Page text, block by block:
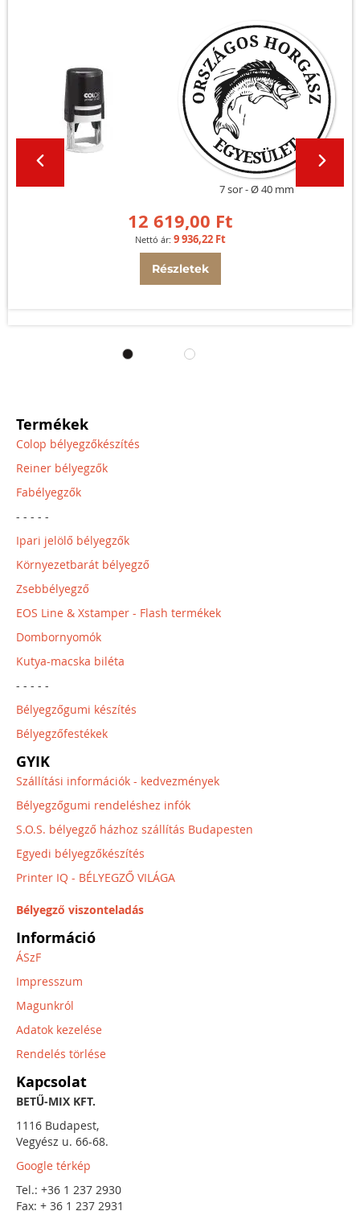
7 sor Ø 40 mm
12 619,00 Ft
9 936,22 Ft
Részletek
Termékek
Colop bélyegzőkészítés
Reiner bélyegzők
Fabélyegzők
- - - - -
Ipari jelölő bélyegzők
Környezetbarát bélyegző
Zsebbélyegző
EOS Line & Xstamper - Flash termékek
Dombornyomók
Kutya-macska biléta
- - - - -
Bélyegzőgumi készítés
Bélyegzőfestékek
GYIK
Szállítási információk - kedvezmények
Bélyegzőgumi rendeléshez infók
S.O.S. bélyegző házhoz szállítás Budapesten
Egyedi bélyegzőkészítés
Printer IQ - BÉLYEGZŐ VILÁGA
Bélyegző viszonteladás
Információ
ÁSzF
Impresszum
Magunkról
Adatok kezelése
Rendelés törlése
Kapcsolat
BETŰ-MIX KFT.
1116 Budapest,
Vegyész u. 66-68.
Google térkép
Tel.: +36 1 237 2930
Fax: + 36 1 237 2931